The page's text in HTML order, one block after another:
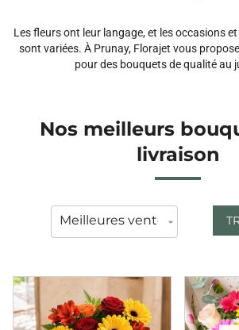
Les fleurs ont leur langage, et les occasions
sont variées. À Prunay, Florajet vous
pour des bouquets de qualité au
Nos meilleurs
livraison